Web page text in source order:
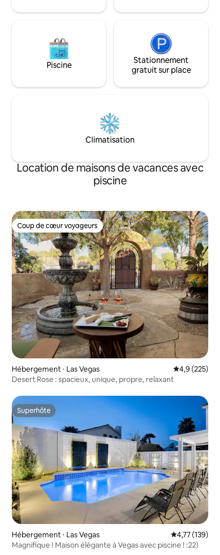
de charme vintage et de confort
plus, consultez
Piscine
Stationnement
gratuit sur place
Climatisation
Location de maisons de vacances avec
piscine
Coup de cœur voyageurs
Coup de cœur voyageurs
Hébergement ⋅ Las Vegas Évaluation
4,9 (225)
Desert Rose : spacieux, unique, propre, relaxant
Superhôte
Superhôte
Hébergement ⋅ Las Vegas Évaluation
4,77 (139)
Magnifique ! Maison élégante à Vegas avec piscine ! :22)